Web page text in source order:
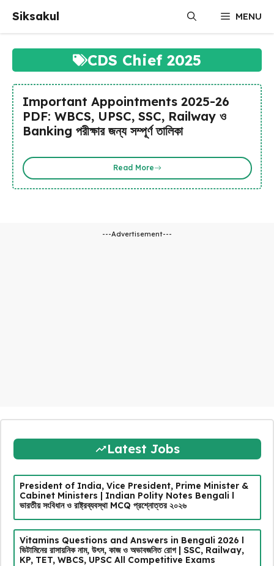
content
Siksakul MENU
CDS Chief 2025
Important Appointments 2025-26
PDF: WBCS, UPSC, SSC, Railway ও
Banking পরীক্ষার জন্য সম্পূর্ণ তালিকা
Read More
---Advertisement---
Latest Jobs
President of India, Vice President, Prime Minister &
Cabinet Ministers | Indian Polity Notes Bengali l
ভারতীয় সংবিধান ও রাষ্ট্রব্যবস্থা MCQ প্রশ্নোত্তর ২০২৬
Vitamins Questions and Answers in Bengali 2026 l
ভিটামিনের রাসায়নিক নাম, উৎস, কাজ ও অভাবজনিত রোগ | SSC, Railway,
KP, TET, WBCS, UPSC All Competitive Exams